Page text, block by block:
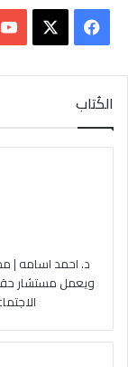
فيسبوك
الكُتاب
د. احمد اسامه |
ويعمل مستشار